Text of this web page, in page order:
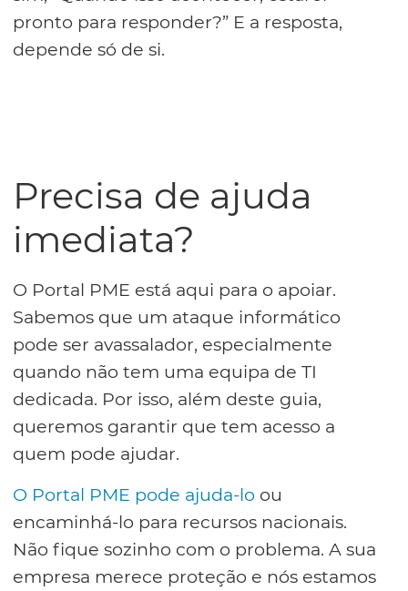
pronto para responder?” E a resposta,
depende só de si.
Precisa de ajuda
imediata?
O Portal PME está aqui para o apoiar.
Sabemos que um ataque informático
pode ser avassalador, especialmente
quando não tem uma equipa de TI
dedicada. Por isso, além deste guia,
queremos garantir que tem acesso a
quem pode ajudar.
O Portal PME pode ajuda-lo ou
encaminhá-lo para recursos nacionais.
Não fique sozinho com o problema. A sua
empresa merece proteção e nós estamos